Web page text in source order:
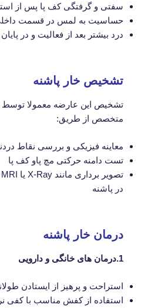
سفتی و گرفتگی کف پا پس از
حساسیت به لمس در قسمت
درد بیشتر بعد از فعالیت و در پایان
تشخیص خار پاشنه
تشخیص این عارضه معمولا توسط
متخصص از طریق:
معاینه فیزیکی و بررسی نقاط
تست دامنه حرکتی مچ پاو کف پا
در پاشنه
درمان خار پاشنه
1.درمان های خانگی و دارویی
استراحت و پرهیز از ایستادن
استفاده از کفش مناسب با کفی